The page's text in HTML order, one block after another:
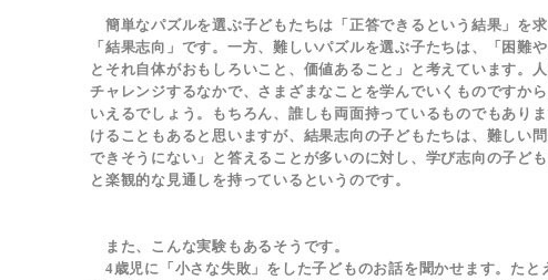
簡単なパズルを選ぶ子どもたちは「正答できるという結果」を
「結果志向」です。一方、難しいパズルを選ぶ子たちは、「困難
とそれ自体がおもしろいこと、価値あること」と考えています。
チャレンジするなかで、さまざまなことを学んでいくものですか
いえるでしょう。もちろん、誰しも両面持っているものでもあり
けることもあると思いますが、結果志向の子どもたちは、難しい
できそうにない」と答えることが多いのに対し、学び志向の子ど
と楽観的な見通しを持っているというのです。
また、こんな実験もあるそうです。
4歳児に「小さな失敗」をした子どものお話を聞かせます。たと